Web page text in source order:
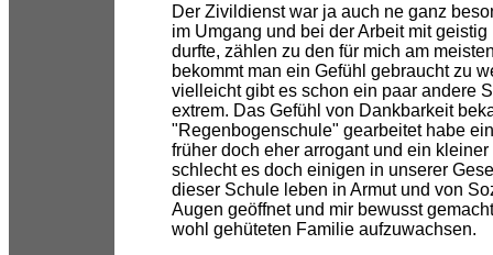
Der Zivildienst war ja auch ne ganz
im Umgang und bei der Arbeit mit
durfte, zählen zu den für mich am
bekommt man ein Gefühl gebraucht zu
vielleicht gibt es schon ein paar andere
extrem. Das Gefühl von Dankbarkeit
"Regenbogenschule" gearbeitet habe
früher doch eher arrogant und ein
schlecht es doch einigen in unserer
dieser Schule leben in Armut und von
Augen geöffnet und mir bewusst
wohl gehüteten Familie aufzuwachsen.